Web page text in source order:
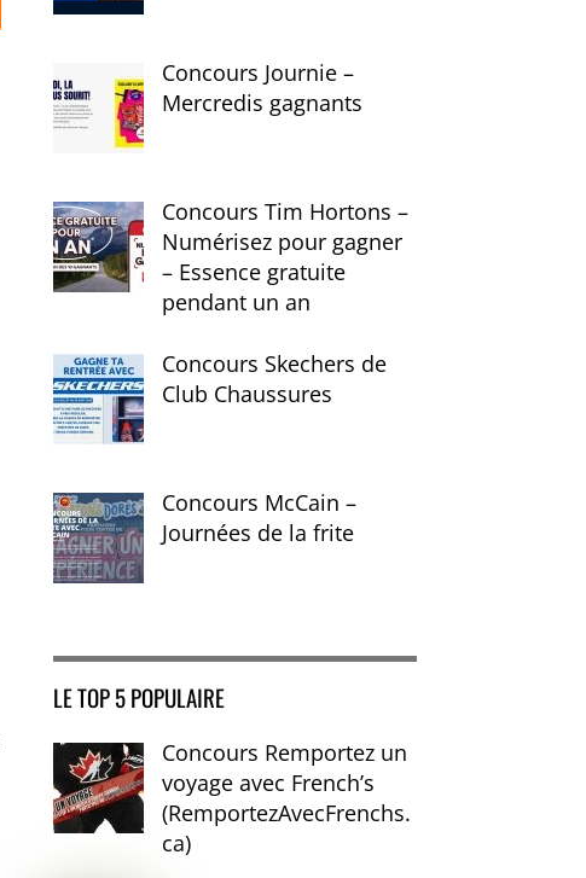
Concours Journie –
Mercredis gagnants
Concours Tim Hortons –
Numérisez pour gagner
– Essence gratuite
pendant un an
Concours Skechers de
Club Chaussures
Concours McCain –
Journées de la frite
LE TOP 5 POPULAIRE
Concours Remportez un
voyage avec French’s
(RemportezAvecFrenchs.
ca)